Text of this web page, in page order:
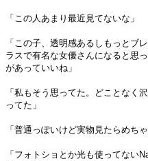
「この人あまり最近見てないな」
「この子、透明感あるしもっとブ
ラスで有名な女優さんになると思
があっていいね」
「私もそう思ってた。どことなく
ってた」
「普通っぽいけど実物見たらめち
「フォトショとか光も使ってない